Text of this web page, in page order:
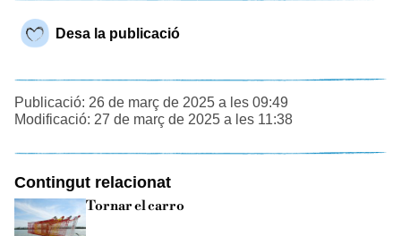
Desa la publicació
Publicació: 26 de març de 2025 a les 09:49
Modificació: 27 de març de 2025 a les 11:38
Contingut relacionat
Tornar el carro